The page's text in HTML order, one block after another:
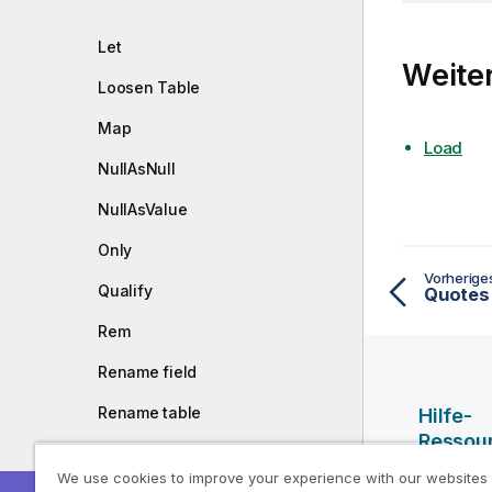
Let
Loosen Table
Map
NullAsNull
NullAsValue
Only
Qualify
Rem
Rename field
Rename table
i
s
e
i
Load
Quotes
Hilfe-
Qlik Hilfe-
We use cookies to improve your experience with our websites